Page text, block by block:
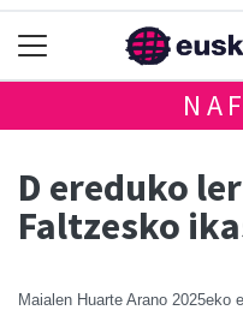
D ereduko
Faltzesko
Maialen Huarte Arano 2025eko